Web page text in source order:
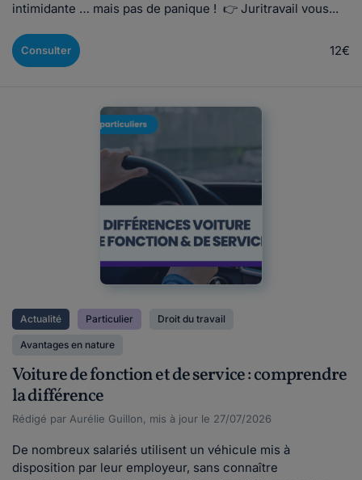
intimidante … mais pas de panique ! 👉 Juritravail vous...
Consulter 12€
Actualité Particulier Droit du travail
Avantages en nature
Voiture de fonction et de service : comprendre
la différence
Rédigé par Aurélie Guillon, mis à jour le 27/07/2026
De nombreux salariés utilisent un véhicule mis à
disposition par leur employeur, sans connaître